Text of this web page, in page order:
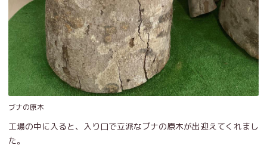
ブナの原木
工場の中に入ると、入り口で立派なブナの原木が出迎えてくれまし
た。